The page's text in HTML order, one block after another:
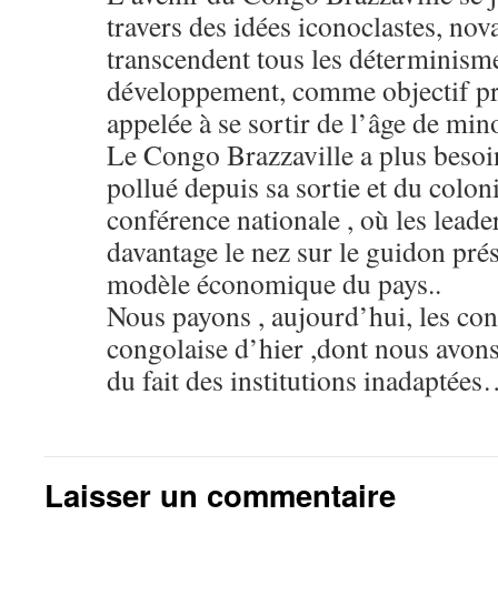
travers des idées iconoclastes,
transcendent tous les
développement, comme objectif
appelée à se sortir de l’âge de
Le Congo Brazzaville a plus
pollué depuis sa sortie et du
conférence nationale , où les
davantage le nez sur le guidon
modèle économique du pays..
Nous payons , aujourd’hui, les
congolaise d’hier ,dont nous
du fait des institutions
Laisser un commentaire